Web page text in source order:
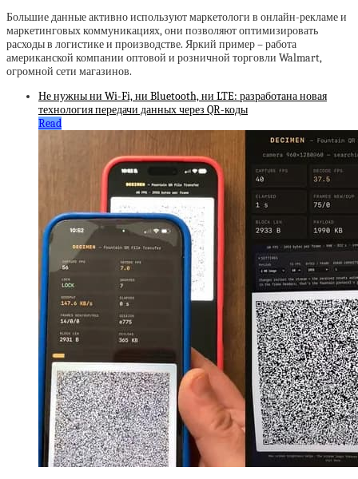
Большие данные активно используют маркетологи в онлайн-рекламе и
маркетинговых коммуникациях, они позволяют оптимизировать
расходы в логистике и производстве. Яркий пример – работа
американской компании оптовой и розничной торговли Walmart,
огромной сети магазинов.
Не нужны ни Wi-Fi, ни Bluetooth, ни LTE: разработана новая
технология передачи данных через QR-коды
Read